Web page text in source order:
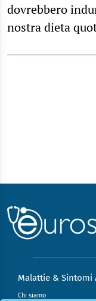
dovrebbero
nostra dieta
Malattie & Sintomi
Chi siamo